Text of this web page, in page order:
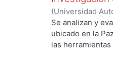
(Universidad
de Servicios de
Se analizan y
ubicado en la
las